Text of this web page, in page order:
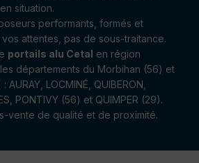
situation.
performants, formés et
attentes, pas de sous-traitance.
portails alu Cetal en région
départements du Morbihan (56) et
LOCMINÉ, QUIBERON,
PONTIVY (56) et QUIMPER (29).
vente de qualité et de proximité.